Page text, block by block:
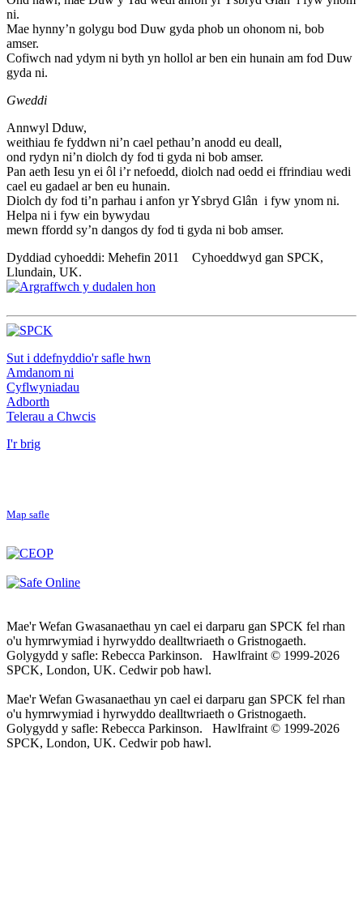
ni.
Mae hynny’n golygu bod Duw gyda phob un ohonom ni, bob
amser.
Cofiwch nad ydym ni byth yn hollol ar ben ein hunain am fod Duw
gyda ni.
Gweddi
Annwyl Dduw,
weithiau fe fyddwn ni’n cael pethau’n anodd eu deall,
ond rydyn ni’n diolch dy fod ti gyda ni bob amser.
Pan aeth Iesu yn ei ôl i’r nefoedd, diolch nad oedd ei ffrindiau wedi
cael eu gadael ar ben eu hunain.
Diolch dy fod ti’n parhau i anfon yr Ysbryd Glân i fyw ynom ni.
Helpa ni i fyw ein bywydau
mewn ffordd sy’n dangos dy fod ti gyda ni bob amser.
Dyddiad cyhoeddi: Mehefin 2011 Cyhoeddwyd gan SPCK,
Llundain, UK.
Sut i ddefnyddio'r safle hwn
Amdanom ni
Cyflwyniadau
Adborth
Telerau a Chwcis
I'r brig
Map safle
Mae'r Wefan Gwasanaethau yn cael ei darparu gan SPCK fel rhan
o'u hymrwymiad i hyrwyddo dealltwriaeth o Gristnogaeth.
Golygydd y safle: Rebecca Parkinson. Hawlfraint © 1999-2026
SPCK, London, UK. Cedwir pob hawl.
Mae'r Wefan Gwasanaethau yn cael ei darparu gan SPCK fel rhan
o'u hymrwymiad i hyrwyddo dealltwriaeth o Gristnogaeth.
Golygydd y safle: Rebecca Parkinson. Hawlfraint © 1999-2026
SPCK, London, UK. Cedwir pob hawl.